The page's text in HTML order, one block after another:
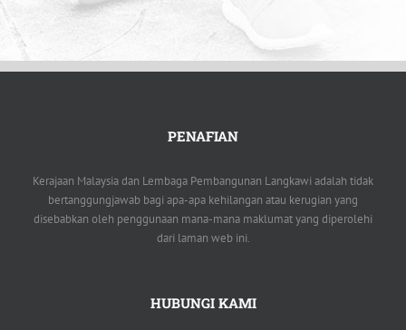
PENAFIAN
Kerajaan Malaysia dan Lembaga Pembangunan Langkawi adalah tidak
bertanggungjawab bagi apa-apa kehilangan atau kerugian yang
disebabkan oleh penggunaan mana-mana maklumat yang diperolehi
dari laman web ini.
HUBUNGI KAMI